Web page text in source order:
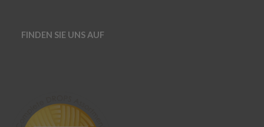
FINDEN SIE UNS AUF